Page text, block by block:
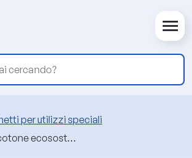
per utilizzi speciali
per cosmetici